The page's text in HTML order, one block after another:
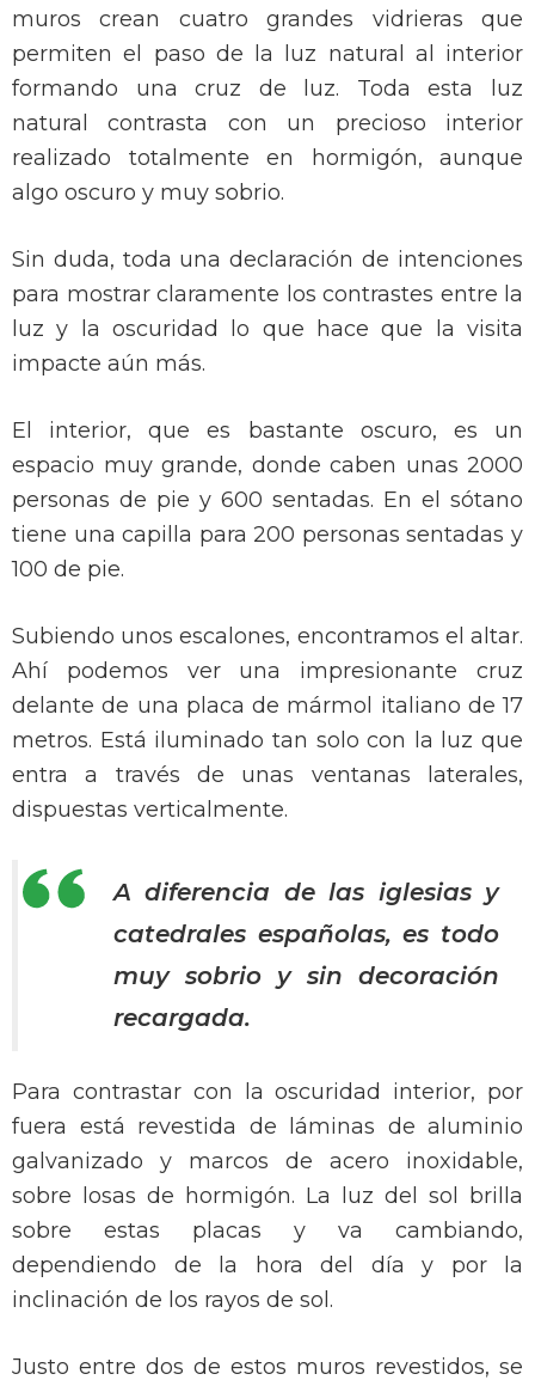
muros crean cuatro grandes vidrieras que
permiten el paso de la luz natural al interior
formando una cruz de luz. Toda esta luz
natural contrasta con un precioso interior
realizado totalmente en hormigón, aunque
algo oscuro y muy sobrio.
Sin duda, toda una declaración de intenciones
para mostrar claramente los contrastes entre la
luz y la oscuridad lo que hace que la visita
impacte aún más.
El interior, que es bastante oscuro, es un
espacio muy grande, donde caben unas 2000
personas de pie y 600 sentadas. En el sótano
tiene una capilla para 200 personas sentadas y
100 de pie.
Subiendo unos escalones, encontramos el altar.
Ahí podemos ver una impresionante cruz
delante de una placa de mármol italiano de 17
metros. Está iluminado tan solo con la luz que
entra a través de unas ventanas laterales,
dispuestas verticalmente.
A diferencia de las iglesias y
catedrales españolas, es todo
muy sobrio y sin decoración
recargada.
Para contrastar con la oscuridad interior, por
fuera está revestida de láminas de aluminio
galvanizado y marcos de acero inoxidable,
sobre losas de hormigón. La luz del sol brilla
sobre estas placas y va cambiando,
dependiendo de la hora del día y por la
inclinación de los rayos de sol.
Justo entre dos de estos muros revestidos, se